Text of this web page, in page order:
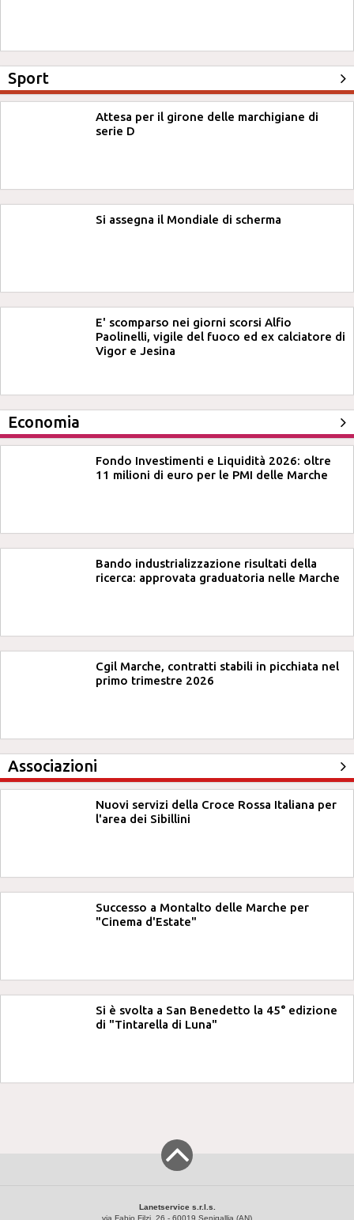
Sport
Attesa per il girone delle marchigiane di
serie D
Si assegna il Mondiale di scherma
E' scomparso nei giorni scorsi Alfio
Paolinelli, vigile del fuoco ed ex calciatore di
Vigor e Jesina
Economia
Fondo Investimenti e Liquidità 2026: oltre
11 milioni di euro per le PMI delle Marche
Bando industrializzazione risultati della
ricerca: approvata graduatoria nelle Marche
Cgil Marche, contratti stabili in picchiata nel
primo trimestre 2026
Associazioni
Nuovi servizi della Croce Rossa Italiana per
l'area dei Sibillini
Successo a Montalto delle Marche per
"Cinema d'Estate"
Si è svolta a San Benedetto la 45° edizione
di "Tintarella di Luna"
Lanetservice s.r.l.s.
via Fabio Filzi, 26 - 60019 Senigallia (AN)